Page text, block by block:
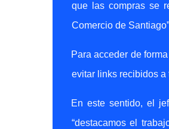
que las compras se
Comercio de
Para acceder de
evitar links recibidos a
En este sentido, el
“destacamos el